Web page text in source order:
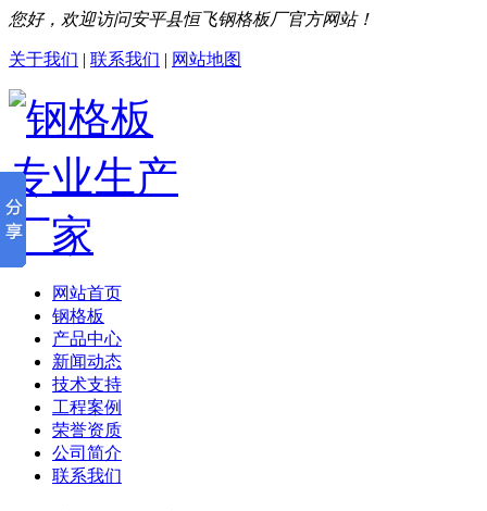
您好，欢迎访问安平县恒飞钢格板厂官方网站！
关于我们 | 联系我们 | 网站地图
网站首页
钢格板
产品中心
新闻动态
技术支持
工程案例
荣誉资质
公司简介
联系我们